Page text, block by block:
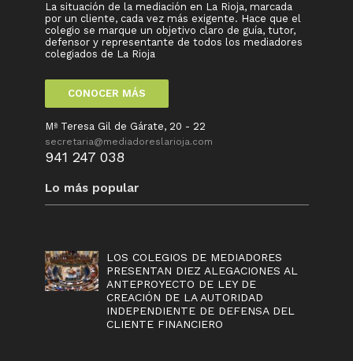
La situación de la mediación en La Rioja, marcada
por un cliente, cada vez más exigente. Hace que el
colegio se marque un objetivo claro de guía, tutor,
defensor y representante de todos los mediadores
colegiados de La Rioja
CONOCER MÁS
Mª Teresa Gil de Gárate, 20 - 22
secretaria@mediadoreslarioja.com
941 247 038
Lo más popular
LOS COLEGIOS DE MEDIADORES
PRESENTAN DIEZ ALEGACIONES AL
ANTEPROYECTO DE LEY DE
CREACIÓN DE LA AUTORIDAD
INDEPENDIENTE DE DEFENSA DEL
CLIENTE FINANCIERO